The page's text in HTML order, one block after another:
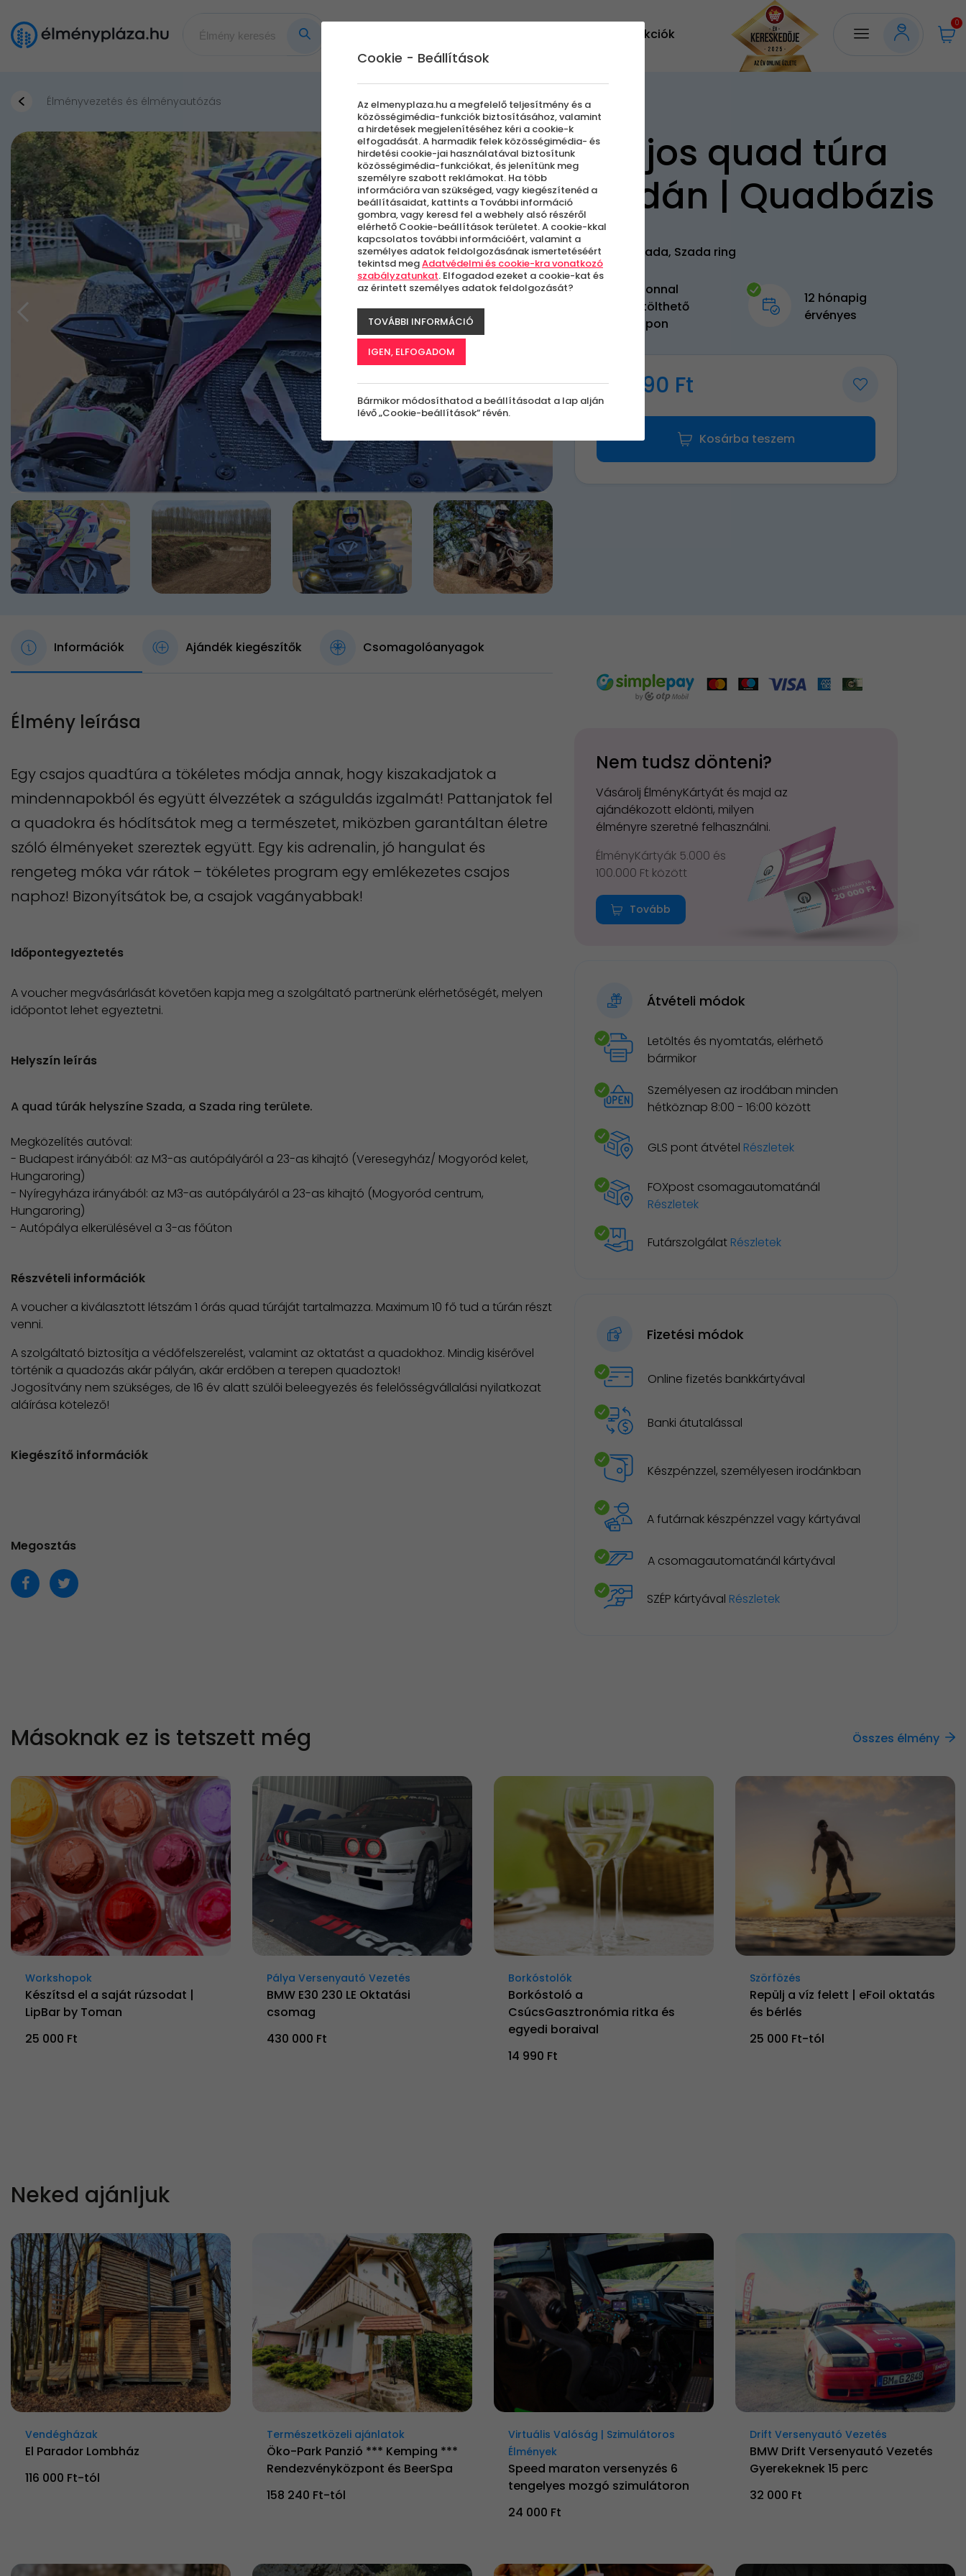
Akciók
0
Élményvezetés és élményautózás
Csajos quad túra
Szadán | Quadbázis
Szada, Szada ring
Azonnal
letölthető
kupon
12 hónapig
érvényes
23 990 Ft
Kosárba teszem
Információk Ajándék kiegészítők Csomagolóanyagok
Élmény leírása
Egy csajos quadtúra a tökéletes módja annak, hogy kiszakadjatok a
mindennapokból és együtt élvezzétek a száguldás izgalmát! Pattanjatok fel
a quadokra és hódítsátok meg a természetet, miközben garantáltan életre
szóló élményeket szereztek együtt. Egy kis adrenalin, jó hangulat és
rengeteg móka vár rátok – tökéletes program egy emlékezetes csajos
naphoz! Bizonyítsátok be, a csajok vagányabbak!
Időpontegyeztetés
A voucher megvásárlását követően kapja meg a szolgáltató partnerünk elérhetőségét, melyen
időpontot lehet egyeztetni.
Helyszín leírás
A quad túrák helyszíne Szada, a Szada ring területe.
Megközelítés autóval:
- Budapest irányából: az M3-as autópályáról a 23-as kihajtó (Veresegyház/ Mogyoród kelet,
Hungaroring)
- Nyíregyháza irányából: az M3-as autópályáról a 23-as kihajtó (Mogyoród centrum,
Hungaroring)
- Autópálya elkerülésével a 3-as főúton
Részvételi információk
A voucher a kiválasztott létszám 1 órás quad túráját tartalmazza. Maximum 10 fő tud a túrán részt
venni.
A szolgáltató biztosítja a védőfelszerelést, valamint az oktatást a quadokhoz. Mindig kisérővel
történik a quadozás akár pályán, akár erdőben a terepen quadoztok!
​Jogosítvány nem szükséges, de 16 év alatt szülői beleegyezés és felelősségvállalási nyilatkozat
aláírása kötelező!
Kiegészítő információk
Megosztás
Nem tudsz dönteni?
Vásárolj ÉlményKártyát és majd az
ajándékozott eldönti, milyen
élményre szeretné felhasználni.
ÉlményKártyák 5.000 és
100.000 Ft között
Tovább
Átvételi módok
Letöltés és nyomtatás, elérhető
bármikor
Személyesen az irodában minden
hétköznap 8:00 - 16:00 között
GLS pont átvétel Részletek
FOXpost csomagautomatánál
Részletek
Futárszolgálat Részletek
Fizetési módok
Online fizetés bankkártyával
Banki átutalással
Készpénzzel, személyesen irodánkban
A futárnak készpénzzel vagy kártyával
A csomagautomatánál kártyával
SZÉP kártyával Részletek
Másoknak ez is tetszett még Összes élmény
Workshopok
Készítsd el a saját rúzsodat |
LipBar by Toman
25 000 Ft
Pálya Versenyautó Vezetés
BMW E30 230 LE Oktatási
csomag
430 000 Ft
Borkóstolók
Borkóstoló a
CsúcsGasztronómia ritka és
egyedi boraival
14 990 Ft
Szörfözés
Repülj a víz felett | eFoil oktatás
és bérlés
25 000 Ft-tól
Neked ajánljuk
Vendégházak
El Parador Lombház
116 000 Ft-tól
Természetközeli ajánlatok
Öko-Park Panzió *** Kemping ***
Rendezvényközpont és BeerSpa
158 240 Ft-tól
Virtuális Valóság | Szimulátoros
Élmények
Speed maraton versenyzés 6
tengelyes mozgó szimulátoron
24 000 Ft
Drift Versenyautó Vezetés
BMW Drift Versenyautó Vezetés
Gyerekeknek 15 perc
32 000 Ft
Cookie - Beállítások
Az elmenyplaza.hu a megfelelő teljesítmény és a
közösségimédia-funkciók biztosításához, valamint
a hirdetések megjelenítéséhez kéri a cookie-k
elfogadását. A harmadik felek közösségimédia- és
hirdetési cookie-jai használatával biztosítunk
közösségimédia-funkciókat, és jelenítünk meg
személyre szabott reklámokat. Ha több
információra van szükséged, vagy kiegészítenéd a
beállításaidat, kattints a További információ
gombra, vagy keresd fel a webhely alsó részéről
elérhető Cookie-beállítások területet. A cookie-kkal
kapcsolatos további információért, valamint a
személyes adatok feldolgozásának ismertetéséért
tekintsd megAdatvédelmi és cookie-kra vonatkozó
szabályzatunkat. Elfogadod ezeket a cookie-kat és
az érintett személyes adatok feldolgozását?
TOVÁBBI INFORMÁCIÓ
IGEN, ELFOGADOM
Bármikor módosíthatod a beállításodat a lap alján
lévő „Cookie-beállítások” révén.